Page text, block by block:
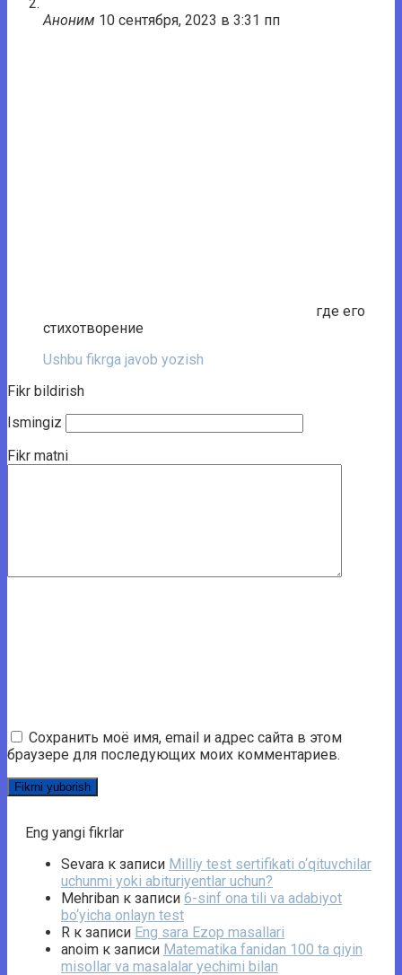
Аноним 10 сентября, 2023 в 3:31 пп
где его
стихотворение
Ushbu fikrga javob yozish
Fikr bildirish
Ismingiz
Fikr matni
Сохранить моё имя, email и адрес сайта в этом
браузере для последующих моих комментариев.
Eng yangi fikrlar
Sevara к записи Milliy test sertifikati o‘qituvchilar
uchunmi yoki abituriyentlar uchun?
Mehriban к записи 6-sinf ona tili va adabiyot
bo‘yicha onlayn test
R к записи Eng sara Ezop masallari
anoim к записи Matematika fanidan 100 ta qiyin
misollar va masalalar yechimi bilan